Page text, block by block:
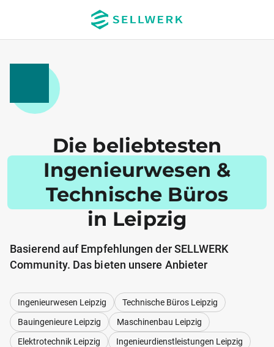
Die beliebtesten
Ingenieurwesen &
Technische Büros
in Leipzig
Basierend auf Empfehlungen der SELLWERK
Community. Das bieten unsere Anbieter
Ingenieurwesen Leipzig
Technische Büros Leipzig
Bauingenieure Leipzig
Maschinenbau Leipzig
Elektrotechnik Leipzig
Ingenieurdienstleistungen Leipzig